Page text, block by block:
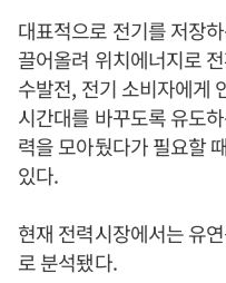
대표적으로 전기를 저장
끌어올려 위치에너지로
수발전, 전기 소비자에게
시간대를 바꾸도록 유도
력을 모아뒀다가 필요할
있다.
현재 전력시장에서는 유
로 분석됐다.